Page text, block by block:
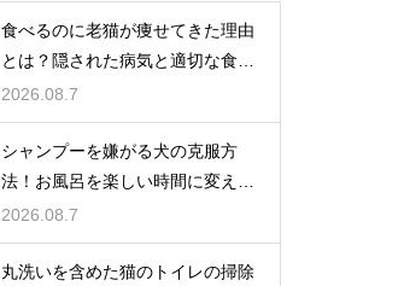
食べるのに老猫が痩せてきた理由
とは？隠された病気と適切な食事
ケア
2026.08.7
シャンプーを嫌がる犬の克服方
法！お風呂を楽しい時間に変える
魔法
2026.08.7
丸洗いを含めた猫のトイレの掃除